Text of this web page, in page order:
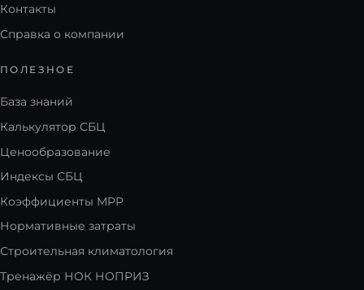
Контакты
Справка о компании
ПОЛЕЗНОЕ
База знаний
Калькулятор СБЦ
Ценообразование
Индексы СБЦ
Коэффициенты МРР
Нормативные затраты
Строительная климатология
Тренажёр НОК НОПРИЗ